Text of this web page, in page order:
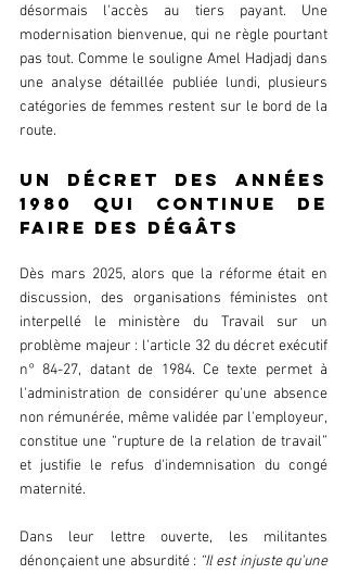
désormais l'accès au tiers payant. Une
modernisation bienvenue, qui ne règle pourtant
pas tout. Comme le souligne Amel Hadjadj dans
une analyse détaillée publiée lundi, plusieurs
catégories de femmes restent sur le bord de la
route.
Un décret des années
1980 qui continue de
faire des dégâts
Dès mars 2025, alors que la réforme était en
discussion, des organisations féministes ont
interpellé le ministère du Travail sur un
problème majeur : l'article 32 du décret exécutif
n° 84-27, datant de 1984. Ce texte permet à
l'administration de considérer qu'une absence
non rémunérée, même validée par l'employeur,
constitue une “rupture de la relation de travail”
et justifie le refus d'indemnisation du congé
maternité.
Dans leur lettre ouverte, les militantes
dénonçaient une absurdité : “Il est injuste qu'une